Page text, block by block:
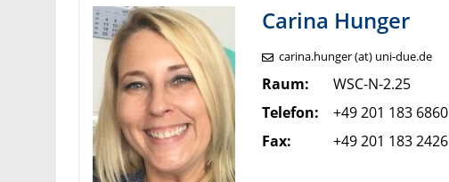
Carina Hunger
carina.hunger (at) uni-due.de
Raum:
WSC-N-2.25
Telefon:
+49 201 183 6860
Fax:
+49 201 183 2426